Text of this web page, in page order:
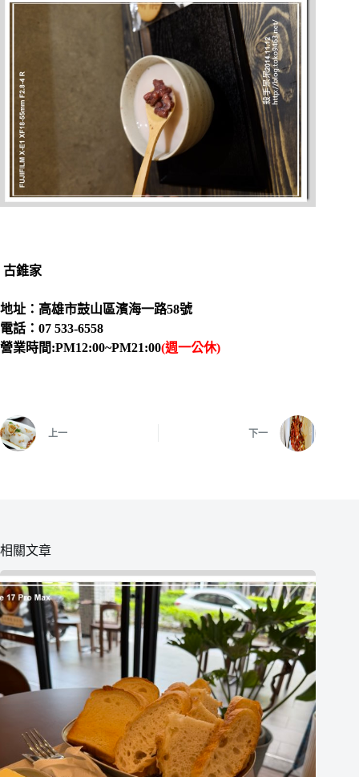
古錐家
地址：高雄市鼓山區濱海一路58號
電話：07 533-6558
營業時間:PM12:00~PM21:00(週一公休)
上一 下一
相關文章